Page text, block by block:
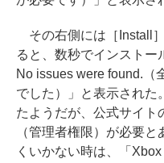
その右側には［Install
ると、数秒でインストー
No issues were found.（
でした）」と表示された
たようだが、公式サイト
（管理者権限）が必要
くいかない時は、「